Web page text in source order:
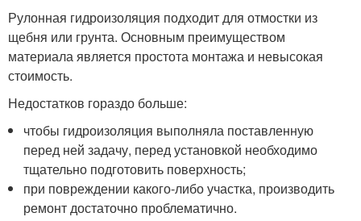
Рулонная гидроизоляция подходит для отмостки из
щебня или грунта. Основным преимуществом
материала является простота монтажа и невысокая
стоимость.
Недостатков гораздо больше:
чтобы гидроизоляция выполняла поставленную
перед ней задачу, перед установкой необходимо
тщательно подготовить поверхность;
при повреждении какого-либо участка, производить
ремонт достаточно проблематично.